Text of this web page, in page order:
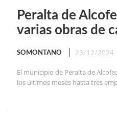
Peralta de
varias obras de
SOMONTANO 23/12/2024
El municipio de Peralta de
los últimos meses hasta tres